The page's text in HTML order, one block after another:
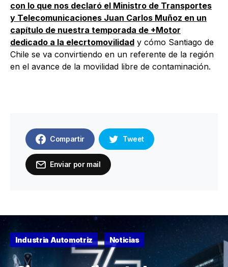
con lo que nos declaró el Ministro de Transportes
y Telecomunicaciones Juan Carlos Muñoz en un
capítulo de nuestra temporada de +Motor
dedicado a la elecrtomovilidad y cómo Santiago de
Chile se va convirtiendo en un referente de la región
en el avance de la movilidad libre de contaminación.
Compartir Tweet
Enviar por mail
Industria Automotriz Noticias